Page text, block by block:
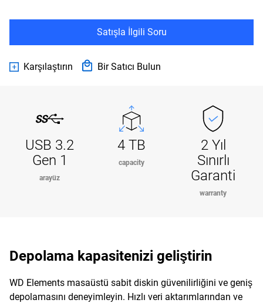
Satışla İlgili Soru
Karşılaştırın Bir Satıcı Bulun
USB 3.2
Gen 1
arayüz
4 TB
capacity
2 Yıl
Sınırlı
Garanti
warranty
Depolama kapasitenizi geliştirin
WD Elements masaüstü sabit diskin güvenilirliğini ve geniş
depolamasını deneyimleyin. Hızlı veri aktarımlarından ve